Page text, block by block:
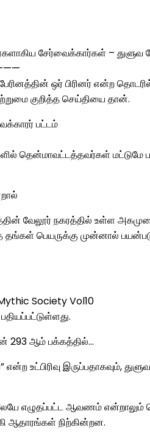
சேர்வைக்கார்கள் – துளுவ
ஒர் பிரினர் என்ற
குறித்த செய்தியை தான்.
பட்டம்
தென்மாவட்டத்தவர்கள் மட்டுமே
வேலூர் நகரத்தில் உள்ள
பெயருக்கு முன்னால்
Society Vol10
293 ஆம் பக்கத்தில்…
உட்பிரிவு இருப்பதாகவும்,
எழுதப்பட்ட ஆவணம்
ஆதாரங்கள் நிற்கின்றன.